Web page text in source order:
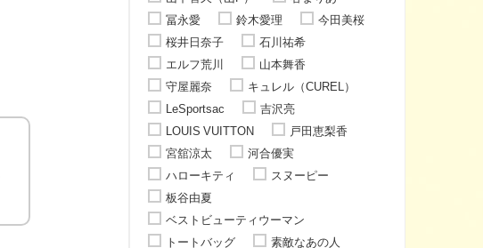
冨永愛
鈴木愛理
今田美桜
桜井日奈子
石川祐希
エルフ荒川
山本舞香
守屋麗奈
キュレル（CUREL）
LeSportsac
吉沢亮
LOUIS VUITTON
戸田恵梨香
宮舘涼太
河合優実
ハローキティ
スヌーピー
板谷由夏
ベストビューティウーマン
トートバッグ
素敵なあの人